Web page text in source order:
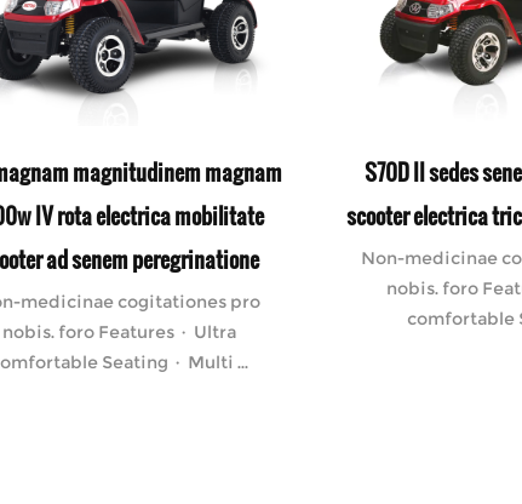
magnitudinem magnam
IV rota electrica mobilitate
ad senem peregrinatione
medicinae cogitationes pro
nobis. foro Features · Ultra
Seating · Multi ...
S70D II sedes
scooter electrica
Non-medicinae
nobis. foro
comfortable